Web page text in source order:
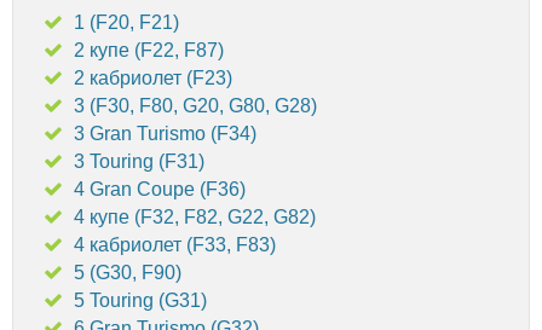
1 (F20, F21)
2 купе (F22, F87)
2 кабриолет (F23)
3 (F30, F80, G20, G80, G28)
3 Gran Turismo (F34)
3 Touring (F31)
4 Gran Coupe (F36)
4 купе (F32, F82, G22, G82)
4 кабриолет (F33, F83)
5 (G30, F90)
5 Touring (G31)